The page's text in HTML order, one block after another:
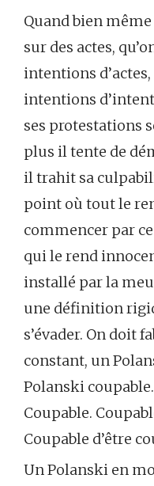
Quand bien
sur des actes,
intentions
intentions
ses protestations
plus il tente de
il trahit sa
point où tout le
commencer par
qui le rend
installé par la
une définition
s’évader. On doit
constant, un
Polanski
Coupable.
Coupable d’être
Un Polanski en